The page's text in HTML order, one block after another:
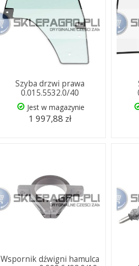
Szyba drzwi prawa
0.015.5532.0/40
Jest w magazynie
1 997,88 zł
Wspornik dźwigni hamulca